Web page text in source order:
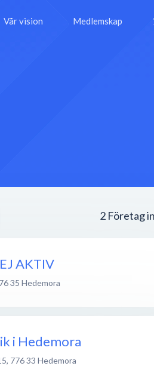
Vår vision Medlemskap
2 Företag
AKTIV
35 Hedemora
i Hedemora
, 776 33 Hedemora